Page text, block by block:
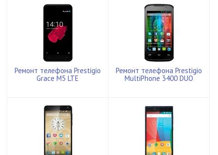
Ремонт телефона Prestigio
Grace M5 LTE
Ремонт телефона Prestigio
MultiPhone 3400 DUO